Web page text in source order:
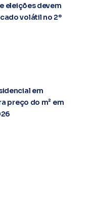
eleições devem
volátil no 2º
em
preço do m² em